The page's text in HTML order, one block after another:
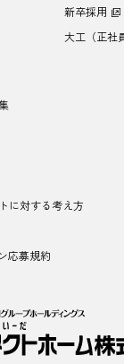
新卒採用
大工（正社
に対する考え方
応募規約